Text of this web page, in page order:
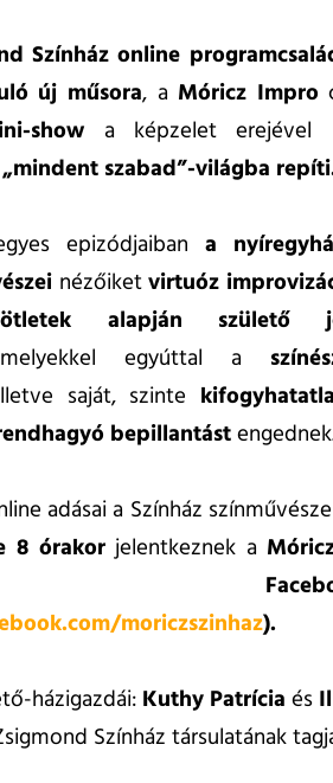
Színház online
új műsora, a Móricz Impro
show a képzelet
szabad”-világba
epizódjaiban a
nézőiketvirtuóz
alapján születő
egyúttal a
saját, szinte
bepillantást
adásai a Színház
8 órakorjelentkeznek a
Facebook-
moriczszinhaz).
házigazdái:Kuthy Patríciaés
Színház társulatának